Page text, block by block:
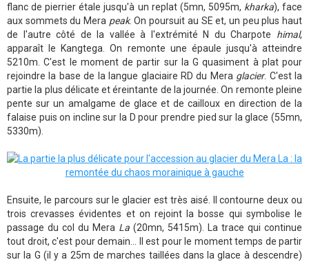
flanc de pierrier étale jusqu'à un replat (5mn, 5095m, kharka), face
aux sommets du Mera peak. On poursuit au SE et, un peu plus haut
de l'autre côté de la vallée à l'extrémité N du Charpote himal,
apparaît le Kangtega. On remonte une épaule jusqu'à atteindre
5210m. C'est le moment de partir sur la G quasiment à plat pour
rejoindre la base de la langue glaciaire RD du Mera glacier. C'est la
partie la plus délicate et éreintante de la journée. On remonte pleine
pente sur un amalgame de glace et de cailloux en direction de la
falaise puis on incline sur la D pour prendre pied sur la glace (55mn,
5330m).
Ensuite, le parcours sur le glacier est très aisé. Il contourne deux ou
trois crevasses évidentes et on rejoint la bosse qui symbolise le
passage du col du Mera La (20mn, 5415m). La trace qui continue
tout droit, c'est pour demain... Il est pour le moment temps de partir
sur la G (il y a 25m de marches taillées dans la glace à descendre)